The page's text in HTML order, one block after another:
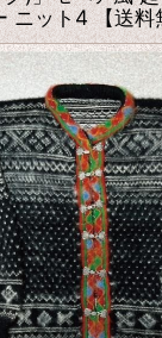
ニット4 【送料